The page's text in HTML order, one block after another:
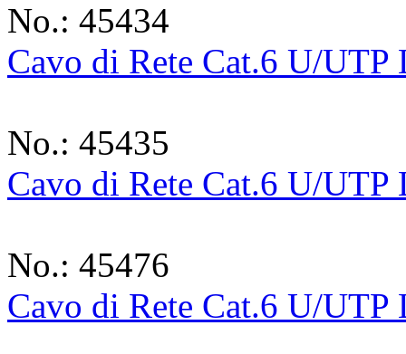
No.: 45434
Cavo di Rete Cat.6 U/UTP
No.: 45435
Cavo di Rete Cat.6 U/
No.: 45476
Cavo di Rete Cat.6 U/